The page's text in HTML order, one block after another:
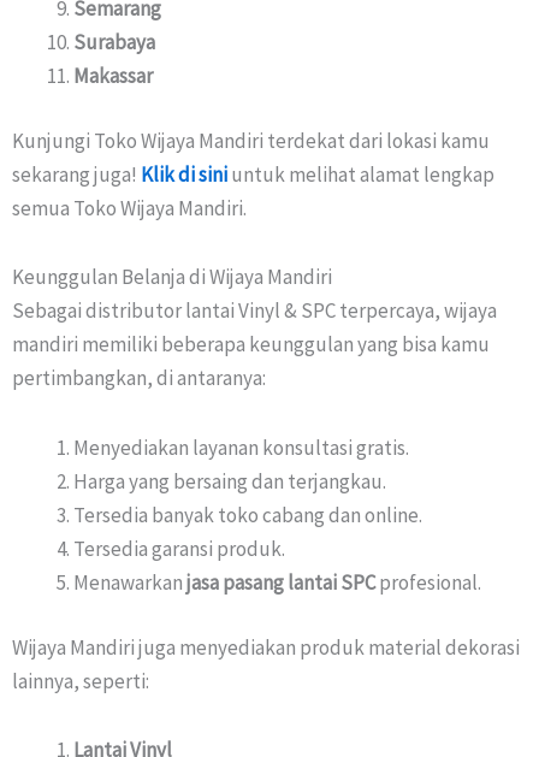
Semarang
Surabaya
Makassar
Kunjungi Toko Wijaya Mandiri terdekat dari lokasi kamu
sekarang juga! Klik di siniuntuk melihat alamat lengkap
semua Toko Wijaya Mandiri.
Keunggulan Belanja di Wijaya Mandiri
Sebagai distributor lantai Vinyl & SPC terpercaya, wijaya
mandiri memiliki beberapa keunggulan yang bisa kamu
pertimbangkan, di antaranya:
Menyediakan layanan konsultasi gratis.
Harga yang bersaing dan terjangkau.
Tersedia banyak toko cabang dan online.
Tersedia garansi produk.
Menawarkanjasa pasang lantai SPCprofesional.
Wijaya Mandiri juga menyediakan produk material dekorasi
lainnya, seperti:
Lantai Vinyl